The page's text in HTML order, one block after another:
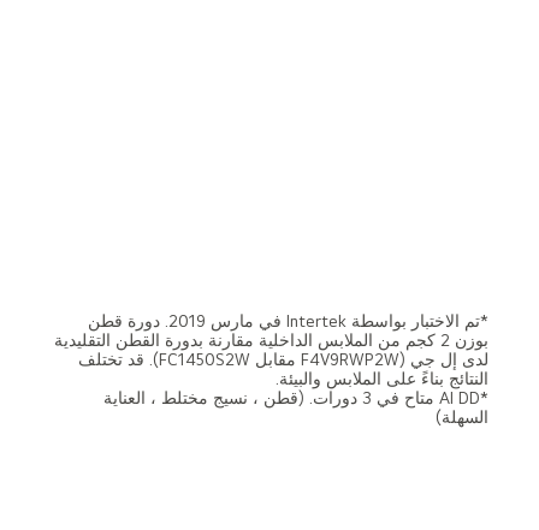
*تم الاختبار بواسطة Intertek في مارس 2019. دورة قطن
بوزن 2 كجم من الملابس الداخلية مقارنة بدورة القطن التقليدية
لدى إل جي (F4V9RWP2W مقابل FC1450S2W). قد تختلف
النتائج بناءً على الملابس والبيئة.
*AI DD متاح في 3 دورات. (قطن ، نسيج مختلط ، العناية
السهلة)